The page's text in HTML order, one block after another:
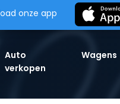
onze app
Auto
verkopen
Wagens